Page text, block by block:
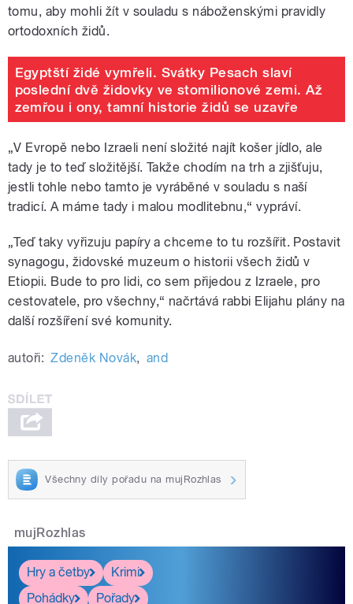
tomu, aby mohli žít v souladu s náboženskými pravidly
ortodoxních židů.
Egyptští židé vymřeli. Svátky Pesach slaví
poslední dvě židovky ve stomilionové zemi. Až
zemřou i ony, tamní historie židů se uzavře
„V Evropě nebo Izraeli není složité najít košer jídlo, ale
tady je to teď složitější. Takže chodím na trh a zjišťuju,
jestli tohle nebo tamto je vyráběné v souladu s naší
tradicí. A máme tady i malou modlitebnu,“ vypráví.
„Teď taky vyřizuju papíry a chceme to tu rozšířit. Postavit
synagogu, židovské muzeum o historii všech židů v
Etiopii. Bude to pro lidi, co sem přijedou z Izraele, pro
cestovatele, pro všechny,“ načrtává rabbi Elijahu plány na
další rozšíření své komunity.
autoři: Zdeněk Novák, and
Všechny díly pořadu na mujRozhlas
mujRozhlas
Hry a četby
Krimi
Pohádky
Pořady